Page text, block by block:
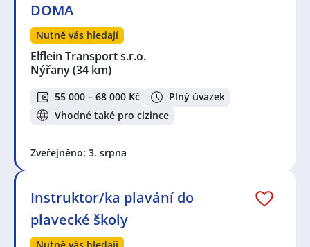
DOMA
Nutně vás hledají
Elflein Transport s.r.o.
Nýřany(34 km)
55 000 – 68 000 Kč
Plný úvazek
Vhodné také pro cizince
Zveřejněno: 3. srpna
Instruktor/ka plavání do
plavecké školy